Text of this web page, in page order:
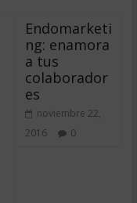
Endomarketi
ng: enamora
a tus
colaborador
es
noviembre 22,
2016
0